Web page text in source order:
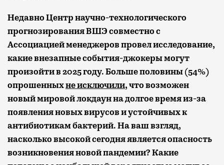
Недавно Центр научно-технологического
прогнозирования ВШЭ совместно с
Ассоциацией менеджеров провел исследование,
какие внезапные события-джокеры могут
произойти в 2025 году. Больше половины (54%)
опрошенныхне исключили, что возможен
новый мировой локдаун на долгое время из-за
появления новых вирусов и устойчивых к
антибиотикам бактерий. На ваш взгляд,
насколько высокой сегодня является опасность
возникновения новой пандемии? Какие